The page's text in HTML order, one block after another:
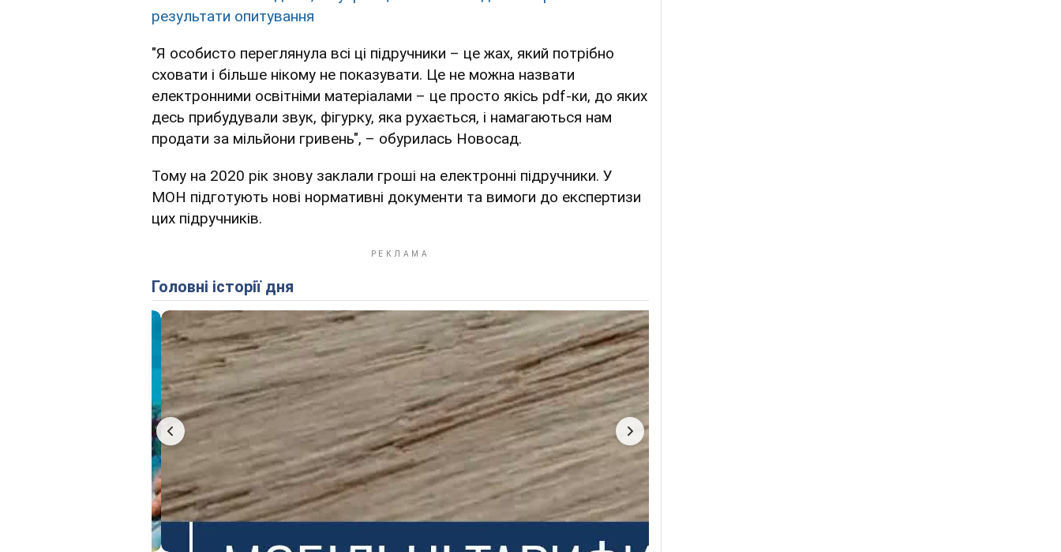
результати опитування
"Я особисто переглянула всі ці підручники – це жах, який потрібно
сховати і більше нікому не показувати. Це не можна назвати
електронними освітніми матеріалами – це просто якісь pdf-ки, до яких
десь прибудували звук, фігурку, яка рухається, і намагаються нам
продати за мільйони гривень", – обурилась Новосад.
Тому на 2020 рік знову заклали гроші на електронні підручники. У
МОН підготують нові нормативні документи та вимоги до експертизи
цих підручників.
Головні історії дня